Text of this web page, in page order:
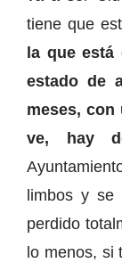
tiene que
la que
estado de
meses, con
ve, hay
limbos y
perdido
lo menos, si